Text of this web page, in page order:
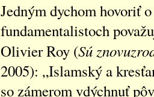
Jedným dychom hovoriť
fundamentalistoch
Olivier Roy (Sú
2005): „Islamský a
so zámerom vdýchnuť